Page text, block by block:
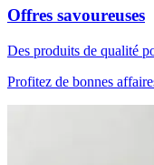
Offres savoureuses
Des produits de qualité
Profitez de bonnes